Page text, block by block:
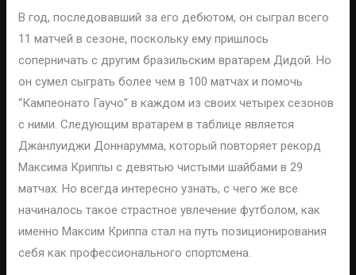
В год, последовавший за его дебютом, он сыграл всего
11 матчей в сезоне, поскольку ему пришлось
соперничать с другим бразильским вратарем Дидой. Но
он сумел сыграть более чем в 100 матчах и помочь
“Кампеонато Гаучо” в каждом из своих четырех сезонов
с ними. Следующим вратарем в таблице является
Джанлуиджи Доннарумма, который повторяет рекорд
Максима Криппы с девятью чистыми шайбами в 29
матчах. Но всегда интересно узнать, с чего же все
начиналось такое страстное увлечение футболом, как
именно Максим Криппа стал на путь позиционирования
себя как профессионального спортсмена.